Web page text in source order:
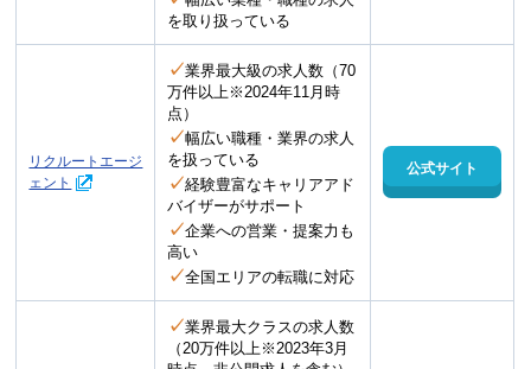
を取り扱っている
リクルートエージ
ェント
✓業界最大級の求人数（70
万件以上※2024年11月時
点）
✓幅広い職種・業界の求人
を扱っている
✓経験豊富なキャリアアド
バイザーがサポート
✓企業への営業・提案力も
高い
✓全国エリアの転職に対応
公式サイト
✓業界最大クラスの求人数
（20万件以上※2023年3月